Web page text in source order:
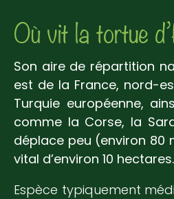
Où vit la tortue
Son aire de répartition
est de la France, nord-
Turquie européenne,
comme la Corse, la
déplace peu (environ
vital d’environ 10 hectares.
Espèce typiquement